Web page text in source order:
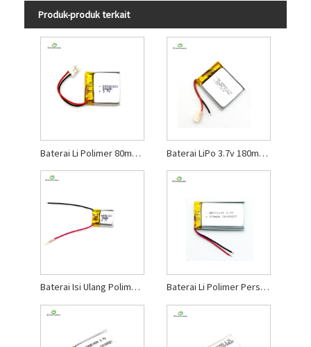
Produk-produk terkait
Baterai Li Polimer 80mah untuk Headset Bluetooth Baterai LiPo 3.7v 180mah untuk Kecantikan
Baterai Isi Ulang Polimer Li 3.7v Baterai Li Polimer Persediaan Hewan Peliharaan 250mah